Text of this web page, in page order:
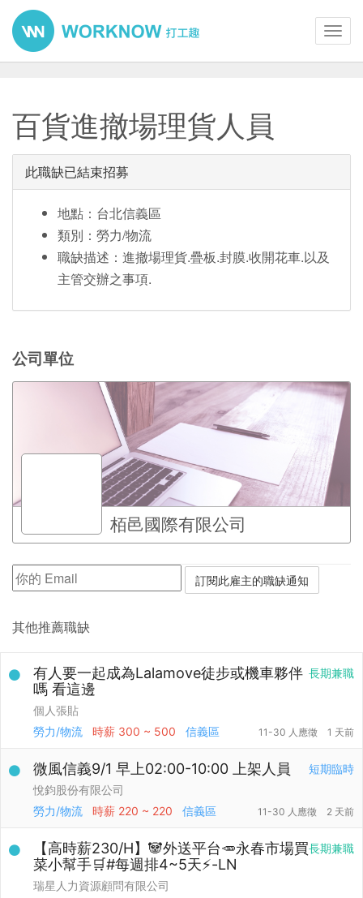
百貨進撤場理貨人員
此職缺已結束招募
地點：台北信義區
類別：勞力/物流
職缺描述：進撤場理貨.疊板.封膜.收開花車.以及
主管交辦之事項.
公司單位
栢邑國際有限公司
其他推薦職缺
長期兼職
有人要一起成為Lalamove徒步或機車夥伴
嗎 看這邊
個人張貼
勞力/物流
時薪 300 ~ 500 信義區 11-30 人應徵 1 天前
短期臨時
微風信義9/1 早上02:00-10:00 上架人員
悅鈞股份有限公司
勞力/物流
時薪 220 ~ 220 信義區 11-30 人應徵 2 天前
長期兼職
【高時薪230/H】🐼外送平台🥕永春市場買
菜小幫手🛒#每週排4~5天⚡️-LN
瑞星人力資源顧問有限公司